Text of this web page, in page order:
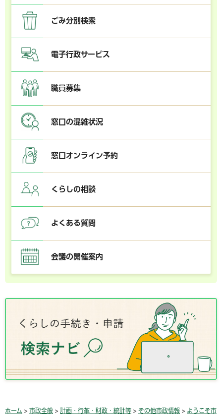
ごみ分別検索
電子行政サービス
職員募集
窓口の混雑状況
窓口オンライン予約
くらしの相談
よくある質問
会議の開催案内
ホーム > 市政全般 > 計画・行革・財政・統計等 > その他市政情報 > ようこそ市